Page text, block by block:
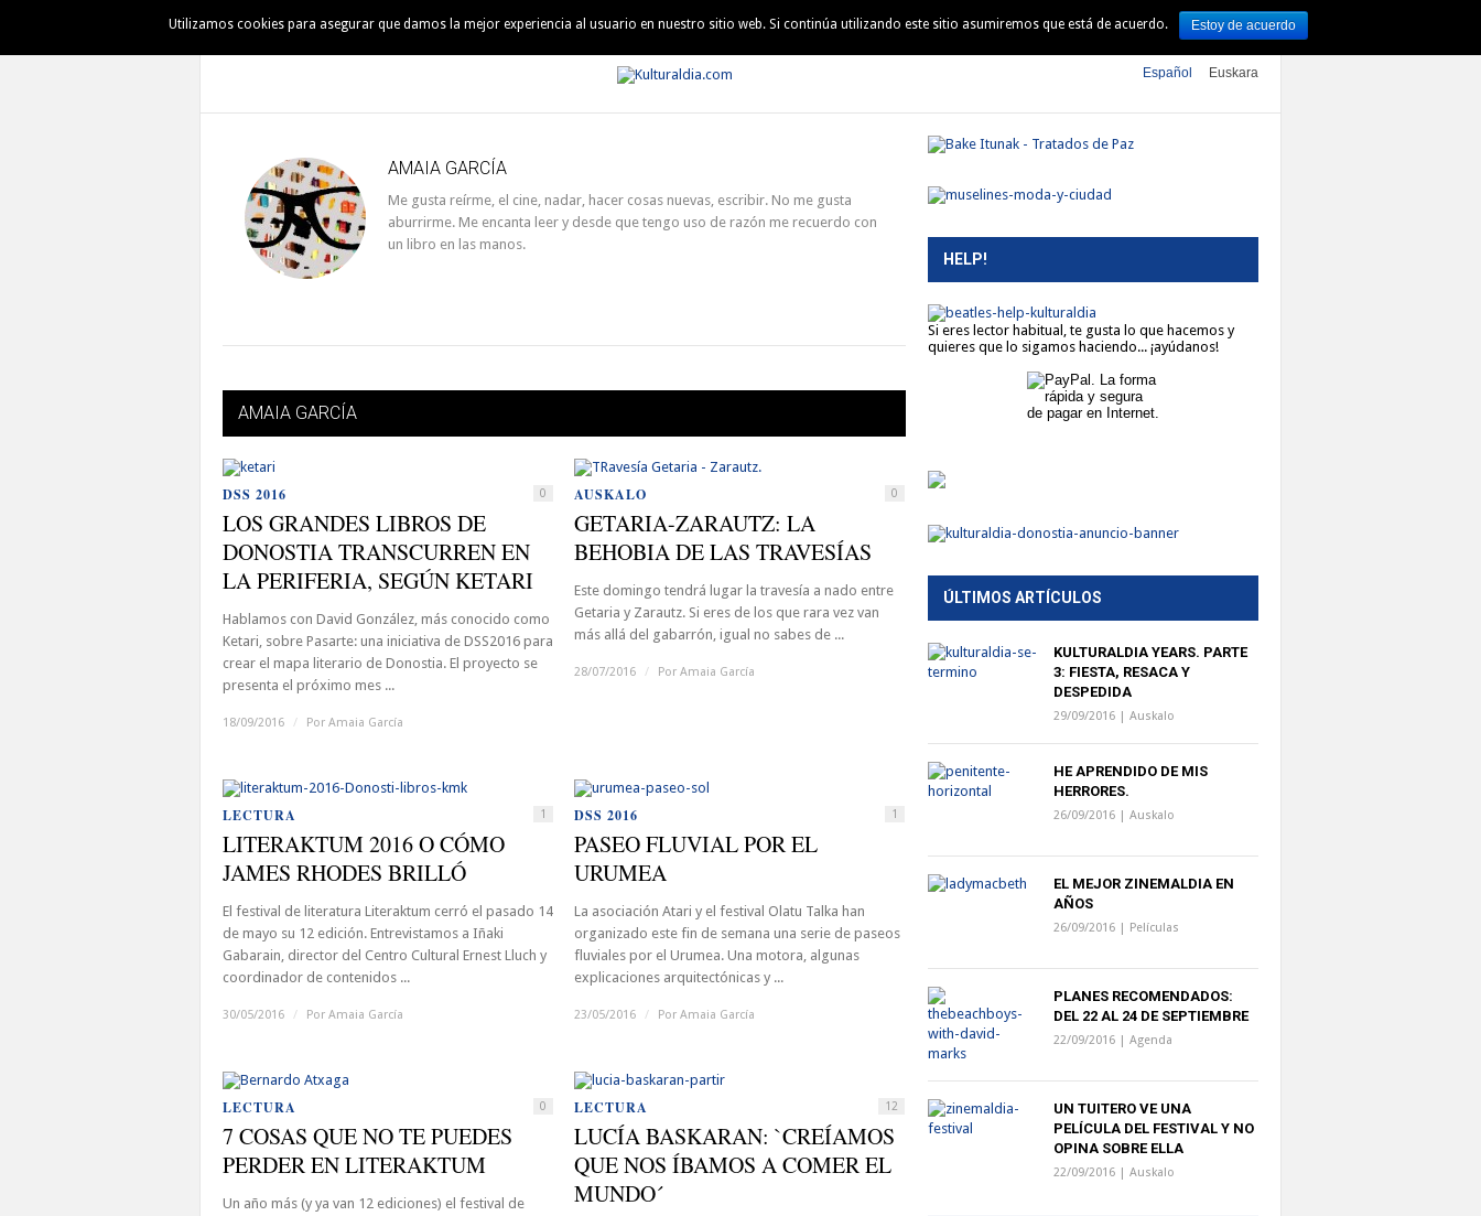
AUSKALO DENBORAPASA PINTXO QUIÉN ES QUIÉN AGENDA MÚSICA PELÍCULAS LECTURA ARTE DSS 2016
Español Euskara
AMAIA GARCÍA
Me gusta reírme, el cine, nadar, hacer cosas nuevas, escribir. No me gusta
aburrirme. Me encanta leer y desde que tengo uso de razón me recuerdo con
un libro en las manos.
AMAIA GARCÍA
DSS 2016 0
LOS GRANDES LIBROS DE
DONOSTIA TRANSCURREN EN
LA PERIFERIA, SEGÚN KETARI
Hablamos con David González, más conocido como
Ketari, sobre Pasarte: una iniciativa de DSS2016 para
crear el mapa literario de Donostia. El proyecto se
presenta el próximo mes ...
18/09/2016 / Por Amaia García
AUSKALO 0
GETARIA-ZARAUTZ: LA
BEHOBIA DE LAS TRAVESÍAS
Este domingo tendrá lugar la travesía a nado entre
Getaria y Zarautz. Si eres de los que rara vez van
más allá del gabarrón, igual no sabes de ...
28/07/2016 / Por Amaia García
LECTURA 1
LITERAKTUM 2016 O CÓMO
JAMES RHODES BRILLÓ
El festival de literatura Literaktum cerró el pasado 14
de mayo su 12 edición. Entrevistamos a Iñaki
Gabarain, director del Centro Cultural Ernest Lluch y
coordinador de contenidos ...
30/05/2016 / Por Amaia García
DSS 2016 1
PASEO FLUVIAL POR EL
URUMEA
La asociación Atari y el festival Olatu Talka han
organizado este fin de semana una serie de paseos
fluviales por el Urumea. Una motora, algunas
explicaciones arquitectónicas y ...
23/05/2016 / Por Amaia García
LECTURA 0
7 COSAS QUE NO TE PUEDES
PERDER EN LITERAKTUM
Un año más (y ya van 12 ediciones) el festival de
LECTURA 12
LUCÍA BASKARAN: `CREÍAMOS
QUE NOS ÍBAMOS A COMER EL
MUNDO´
HELP!
Si eres lector habitual, te gusta lo que hacemos y
quieres que lo sigamos haciendo... ¡ayúdanos!
ÚLTIMOS ARTÍCULOS
KULTURALDIA YEARS. PARTE
3: FIESTA, RESACA Y
DESPEDIDA
29/09/2016 | Auskalo
HE APRENDIDO DE MIS
HERRORES.
26/09/2016 | Auskalo
EL MEJOR ZINEMALDIA EN
AÑOS
26/09/2016 | Películas
PLANES RECOMENDADOS:
DEL 22 AL 24 DE SEPTIEMBRE
22/09/2016 | Agenda
UN TUITERO VE UNA
PELÍCULA DEL FESTIVAL Y NO
OPINA SOBRE ELLA
22/09/2016 | Auskalo
Utilizamos cookies para asegurar que damos la mejor experiencia al usuario en nuestro sitio web. Si continúa utilizando este sitio asumiremos que está de acuerdo. Estoy de acuerdo